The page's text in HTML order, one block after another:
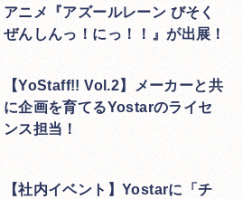
アニメ『アズールレーン びそく
ぜんしんっ！にっ！！』が出展！
【YoStaff!! Vol.2】メーカーと共
に企画を育てるYostarのライセ
ンス担当！
【社内イベント】Yostarに「チ